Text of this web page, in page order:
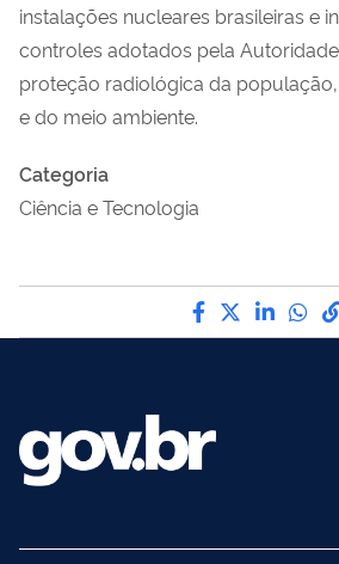
instalações nucleares brasileiras e
controles adotados pela
proteção radiológica da
e do meio ambiente.
Categoria
Ciência e Tecnologia